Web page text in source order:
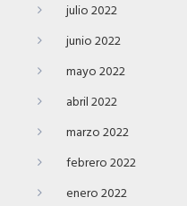
julio 2022
junio 2022
mayo 2022
abril 2022
marzo 2022
febrero 2022
enero 2022